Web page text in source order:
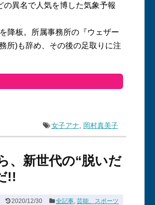
の異名で人気を博した気象予報
降板。所属事務所の『ウェザー
所)も辞め、その後の足取りに注
女子アナ 岡村真美子
、新世代の“脱いだ
!!
2020/12/30 全記事 ,芸能、スポーツ